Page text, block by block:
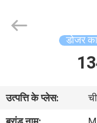
उत्पादों
WEAR
PARTS
डोजर
उत्पत्ति के प्लेस: